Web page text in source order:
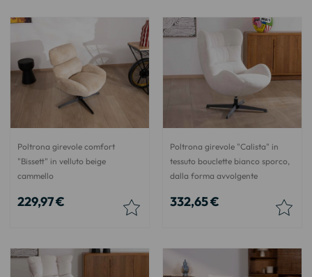
Poltrona girevole comfort
"Bissett" in velluto beige
cammello
229,97 €
Poltrona girevole "Calista" in
tessuto bouclette bianco sporco,
dalla forma avvolgente
332,65 €